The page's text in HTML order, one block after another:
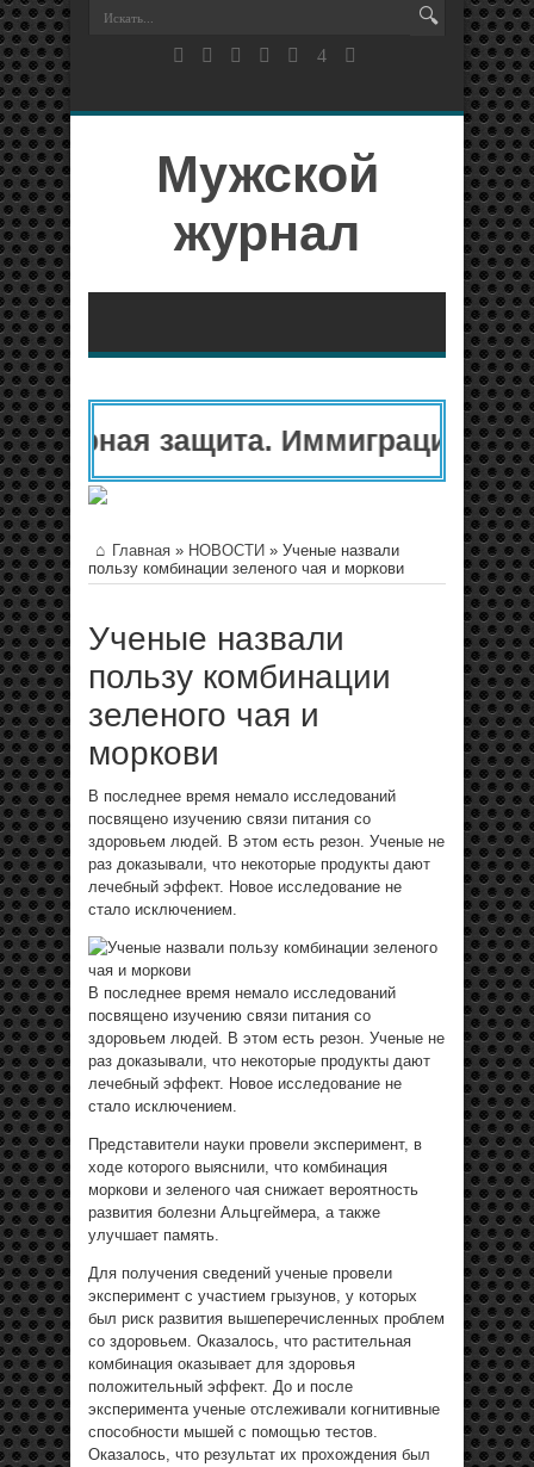
Мужской
журнал
защита. Иммиграционный
Главная » НОВОСТИ » Ученые назвали
пользу комбинации зеленого чая и моркови
Ученые назвали
пользу комбинации
зеленого чая и
моркови
В последнее время немало исследований
посвящено изучению связи питания со
здоровьем людей. В этом есть резон. Ученые не
раз доказывали, что некоторые продукты дают
лечебный эффект. Новое исследование не
стало исключением.
В последнее время немало исследований
посвящено изучению связи питания со
здоровьем людей. В этом есть резон. Ученые не
раз доказывали, что некоторые продукты дают
лечебный эффект. Новое исследование не
стало исключением.
Представители науки провели эксперимент, в
ходе которого выяснили, что комбинация
моркови и зеленого чая снижает вероятность
развития болезни Альцгеймера, а также
улучшает память.
Для получения сведений ученые провели
эксперимент с участием грызунов, у которых
был риск развития вышеперечисленных проблем
со здоровьем. Оказалось, что растительная
комбинация оказывает для здоровья
положительный эффект. До и после
эксперимента ученые отслеживали когнитивные
способности мышей с помощью тестов.
Оказалось, что результат их прохождения был